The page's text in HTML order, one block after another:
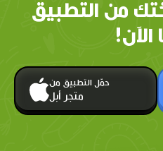
من التطبيق
الآن!
حمّل التطبيق من
متجر أبل